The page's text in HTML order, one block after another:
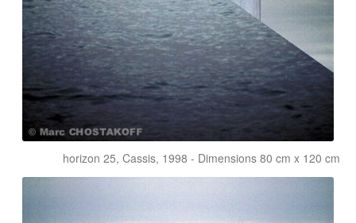
horizon 25, Cassis, 1998 - Dimensions 80 cm x 120 cm